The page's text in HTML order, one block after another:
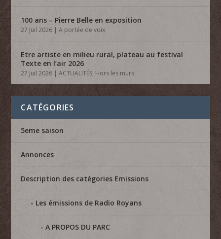
100 ans – Pierre Belle en exposition
27 Juil 2026 |A portée de voix
Etre artiste en milieu rural, plateau au festival
Texte en l’air 2026
27 Juil 2026 |ACTUALITÉS, Hors les murs
CATÉGORIES
5eme saison
Annonces
Description des catégories Emissions
Les émissions de Radio Royans
A PROPOS DU PARC